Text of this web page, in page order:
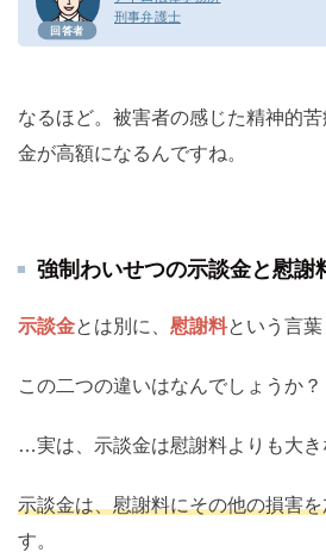
回答者
刑事弁護士
なるほど。被害者の感じた精神的
金が高額になるんですね。
強制わいせつの示談金と慰謝
示談金とは別に、 慰謝料という言葉
この二つの違いはなんでしょうか？
…実は、示談金は慰謝料よりも大き
示談金は、慰謝料にその他の損害
す。